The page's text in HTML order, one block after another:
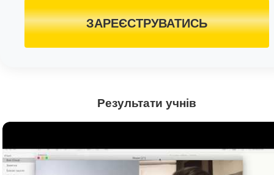
ЗАРЕЄСТРУВАТИСЬ
Результати учнів